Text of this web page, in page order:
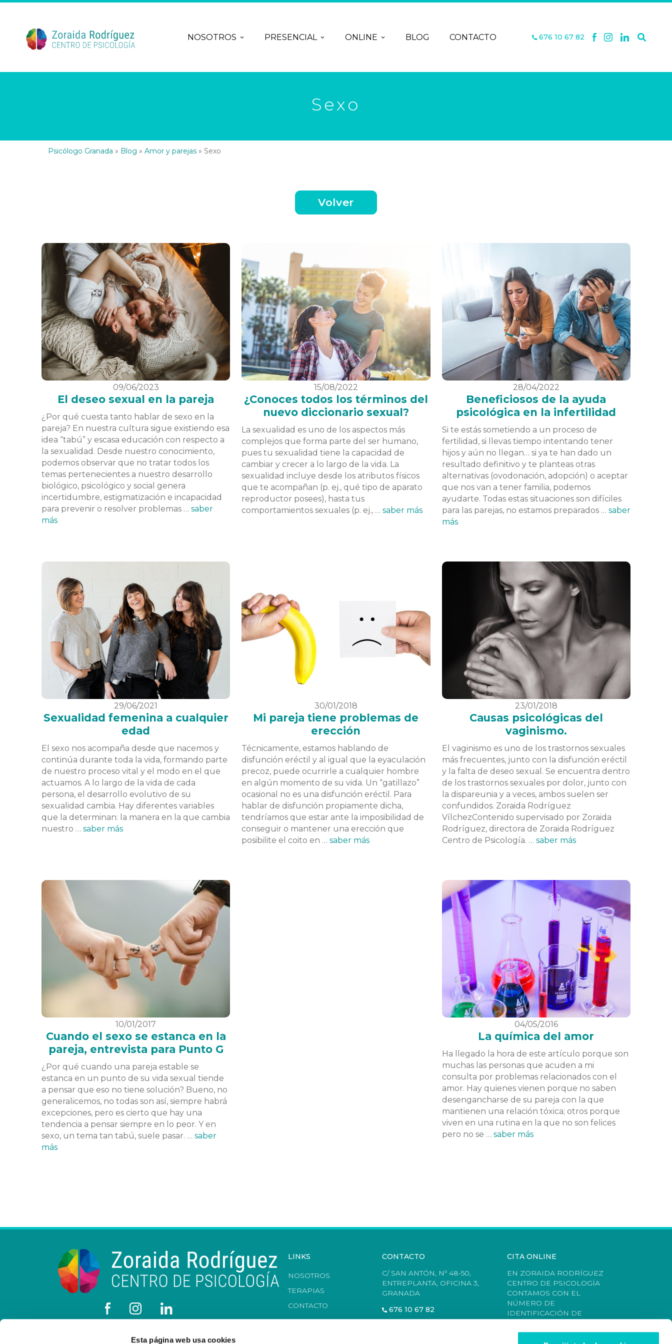
Esta página web usa cookies
NOSOTROS PRESENCIAL ONLINE BLOG CONTACTO 676 10 67 82
Sexo
Psicólogo Granada » Blog » Amor y parejas» Sexo
Volver
09/06/2023
El deseo sexual en la pareja
¿Por qué cuesta tanto hablar de sexo en la
pareja? En nuestra cultura sigue existiendo esa
idea “tabú” y escasa educación con respecto a
la sexualidad. Desde nuestro conocimiento,
podemos observar que no tratar todos los
temas pertenecientes a nuestro desarrollo
biológico, psicológico y social genera
incertidumbre, estigmatización e incapacidad
para prevenir o resolver problemas … saber
más
15/08/2022
¿Conoces todos los términos del
nuevo diccionario sexual?
La sexualidad es uno de los aspectos más
complejos que forma parte del ser humano,
pues tu sexualidad tiene la capacidad de
cambiar y crecer a lo largo de la vida. La
sexualidad incluye desde los atributos físicos
que te acompañan (p. ej., qué tipo de aparato
reproductor posees), hasta tus
comportamientos sexuales (p. ej., …saber más
28/04/2022
Beneficiosos de la ayuda
psicológica en la infertilidad
Si te estás sometiendo a un proceso de
fertilidad, si llevas tiempo intentando tener
hijos y aún no llegan… si ya te han dado un
resultado definitivo y te planteas otras
alternativas (ovodonación, adopción) o aceptar
que nos van a tener familia, podemos
ayudarte. Todas estas situaciones son difíciles
para las parejas, no estamos preparados … saber
más
29/06/2021
Sexualidad femenina a cualquier
edad
El sexo nos acompaña desde que nacemos y
continúa durante toda la vida, formando parte
de nuestro proceso vital y el modo en el que
actuamos. A lo largo de la vida de cada
persona, el desarrollo evolutivo de su
sexualidad cambia. Hay diferentes variables
que la determinan: la manera en la que cambia
nuestro … saber más
30/01/2018
Mi pareja tiene problemas de
erección
Técnicamente, estamos hablando de
disfunción eréctil y al igual que la eyaculación
precoz, puede ocurrirle a cualquier hombre
en algún momento de su vida. Un “gatillazo”
ocasional no es una disfunción eréctil. Para
hablar de disfunción propiamente dicha,
tendríamos que estar ante la imposibilidad de
conseguir o mantener una erección que
posibilite el coito en …saber más
23/01/2018
Causas psicológicas del
vaginismo.
El vaginismo es uno de los trastornos sexuales
más frecuentes, junto con la disfunción eréctil
y la falta de deseo sexual. Se encuentra dentro
de los trastornos sexuales por dolor, junto con
la dispareunia y a veces, ambos suelen ser
confundidos. Zoraida Rodríguez
VílchezContenido supervisado por Zoraida
Rodríguez, directora de Zoraida Rodríguez
Centro de Psicología. … saber más
10/01/2017
Cuando el sexo se estanca en la
pareja, entrevista para Punto G
¿Por qué cuando una pareja estable se
estanca en un punto de su vida sexual tiende
a pensar que eso no tiene solución? Bueno, no
generalicemos, no todas son así, siempre habrá
excepciones, pero es cierto que hay una
tendencia a pensar siempre en lo peor. Y en
sexo, un tema tan tabú, suele pasar. … saber
más
04/05/2016
La química del amor
Ha llegado la hora de este artículo porque son
muchas las personas que acuden a mi
consulta por problemas relacionados con el
amor. Hay quienes vienen porque no saben
desengancharse de su pareja con la que
mantienen una relación tóxica; otros porque
viven en una rutina en la que no son felices
pero no se … saber más
LINKS
NOSOTROS
TERAPIAS
CONTACTO
CONTACTO
C/ SAN ANTÓN, Nº 48-50,
ENTREPLANTA, OFICINA 3,
GRANADA
676 10 67 82
CITA ONLINE
EN ZORAIDA RODRÍGUEZ
CENTRO DE PSICOLOGÍA
CONTAMOS CON EL
NÚMERO DE
IDENTIFICACIÓN DE
(NICA): 61502 COLEGIADA Nº